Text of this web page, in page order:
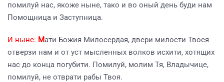
помилуй нас, якоже ныне, тако и во оный день буди нам
Помощница и Заступница.
И ныне: Мати Божия Милосердая, двери милости Твоея
отверзи нам и от уст мысленных волков исхити, хотящих
нас до конца погубити. Помилуй, молим Тя, Владычице,
помилуй, не отврати рабы Твоя.